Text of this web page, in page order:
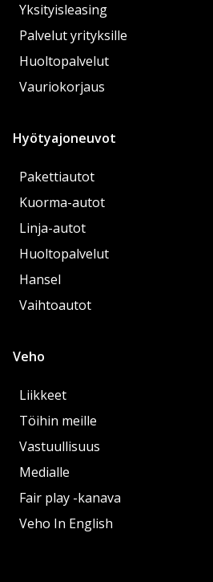
Yksityisleasing
Palvelut yrityksille
Huoltopalvelut
Vauriokorjaus
Hyötyajoneuvot
Pakettiautot
Kuorma-autot
Linja-autot
Huoltopalvelut
Hansel
Vaihtoautot
Veho
Liikkeet
Töihin meille
Vastuullisuus
Medialle
Fair play -kanava
Veho In English